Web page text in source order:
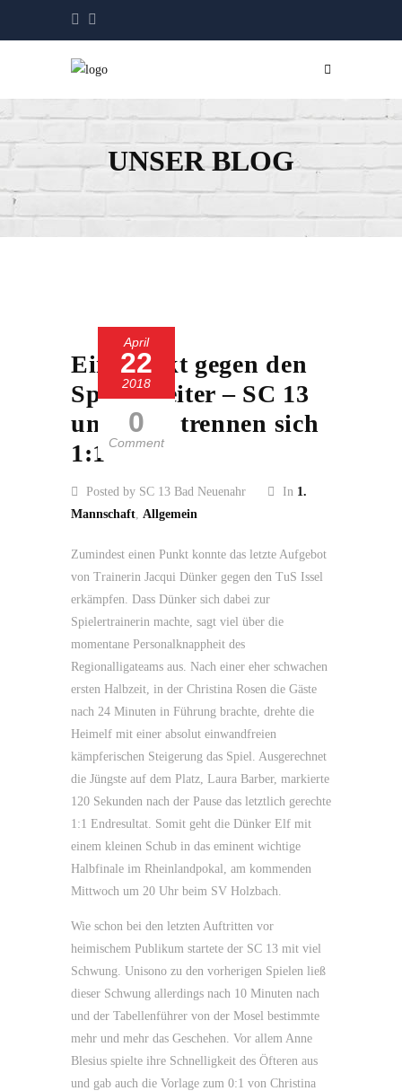
UNSER BLOG
April
22
2018
0
Comment
Ein Punkt gegen den
Spitzenreiter – SC 13
und Issel trennen sich
1:1
Posted by SC 13 Bad Neuenahr In 1.
Mannschaft, Allgemein
Zumindest einen Punkt konnte das letzte Aufgebot
von Trainerin Jacqui Dünker gegen den TuS Issel
erkämpfen. Dass Dünker sich dabei zur
Spielertrainerin machte, sagt viel über die
momentane Personalknappheit des
Regionalligateams aus. Nach einer eher schwachen
ersten Halbzeit, in der Christina Rosen die Gäste
nach 24 Minuten in Führung brachte, drehte die
Heimelf mit einer absolut einwandfreien
kämpferischen Steigerung das Spiel. Ausgerechnet
die Jüngste auf dem Platz, Laura Barber, markierte
120 Sekunden nach der Pause das letztlich gerechte
1:1 Endresultat. Somit geht die Dünker Elf mit
einem kleinen Schub in das eminent wichtige
Halbfinale im Rheinlandpokal, am kommenden
Mittwoch um 20 Uhr beim SV Holzbach.
Wie schon bei den letzten Auftritten vor
heimischem Publikum startete der SC 13 mit viel
Schwung. Unisono zu den vorherigen Spielen ließ
dieser Schwung allerdings nach 10 Minuten nach
und der Tabellenführer von der Mosel bestimmte
mehr und mehr das Geschehen. Vor allem Anne
Blesius spielte ihre Schnelligkeit des Öfteren aus
und gab auch die Vorlage zum 0:1 von Christina